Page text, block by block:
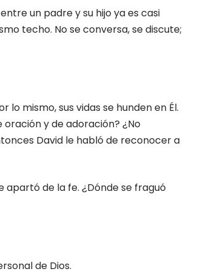
un padre y su hijo ya es casi
techo. No se conversa, se discute;
lo mismo, sus vidas se hunden en Él.
y de adoración? ¿No
David le habló de reconocer a
apartó de la fe. ¿Dónde se fraguó
de Dios.